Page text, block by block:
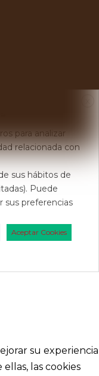
para analizar
relacionada con
sus hábitos de
Puede
sus preferencias
Aceptar Cookies
su experiencia
las cookies